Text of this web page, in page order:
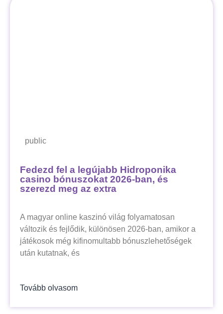
public
Fedezd fel a legújabb Hidroponika
casino bónuszokat 2026-ban, és
szerezd meg az extra
A magyar online kaszinó világ folyamatosan
változik és fejlődik, különösen 2026-ban, amikor a
játékosok még kifinomultabb bónuszlehetőségek
után kutatnak, és
Tovább olvasom